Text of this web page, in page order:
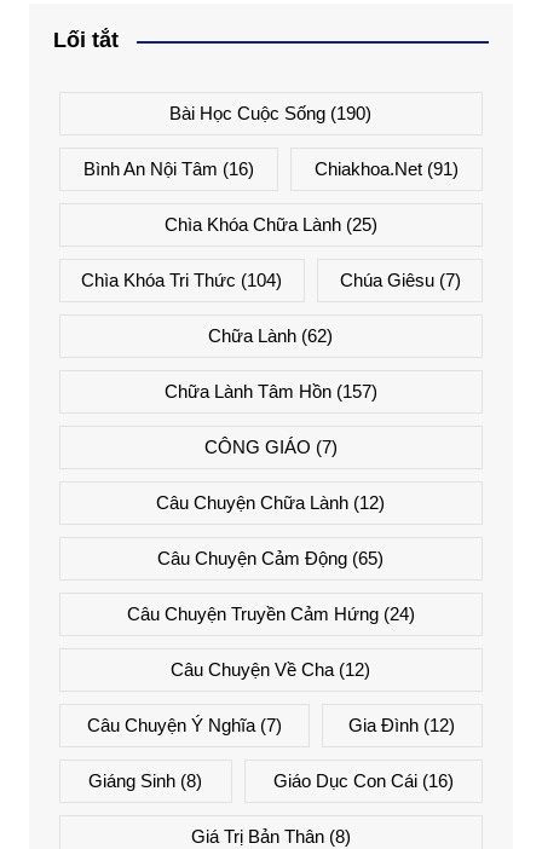
Lối tắt
Bài Học Cuộc Sống (190)
Bình An Nội Tâm (16) Chiakhoa.net (91)
Chìa Khóa Chữa Lành(25)
Chìa Khóa Tri Thức (104) Chúa Giêsu(7)
Chữa Lành (62)
Chữa Lành Tâm Hồn(157)
CÔNG GIÁO (7)
Câu Chuyện Chữa Lành (12)
Câu Chuyện Cảm Động (65)
Câu Chuyện Truyền Cảm Hứng(24)
Câu Chuyện Về Cha (12)
Câu Chuyện Ý Nghĩa(7) Gia Đình (12)
Giáng Sinh (8) Giáo Dục Con Cái(16)
Giá Trị Bản Thân(8)